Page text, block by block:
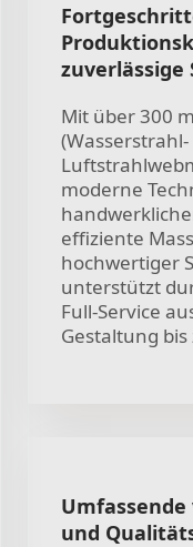
Mit über 300
moderne
effiziente
hochwertiger
unterstützt
Full-Service
Gestaltung
und